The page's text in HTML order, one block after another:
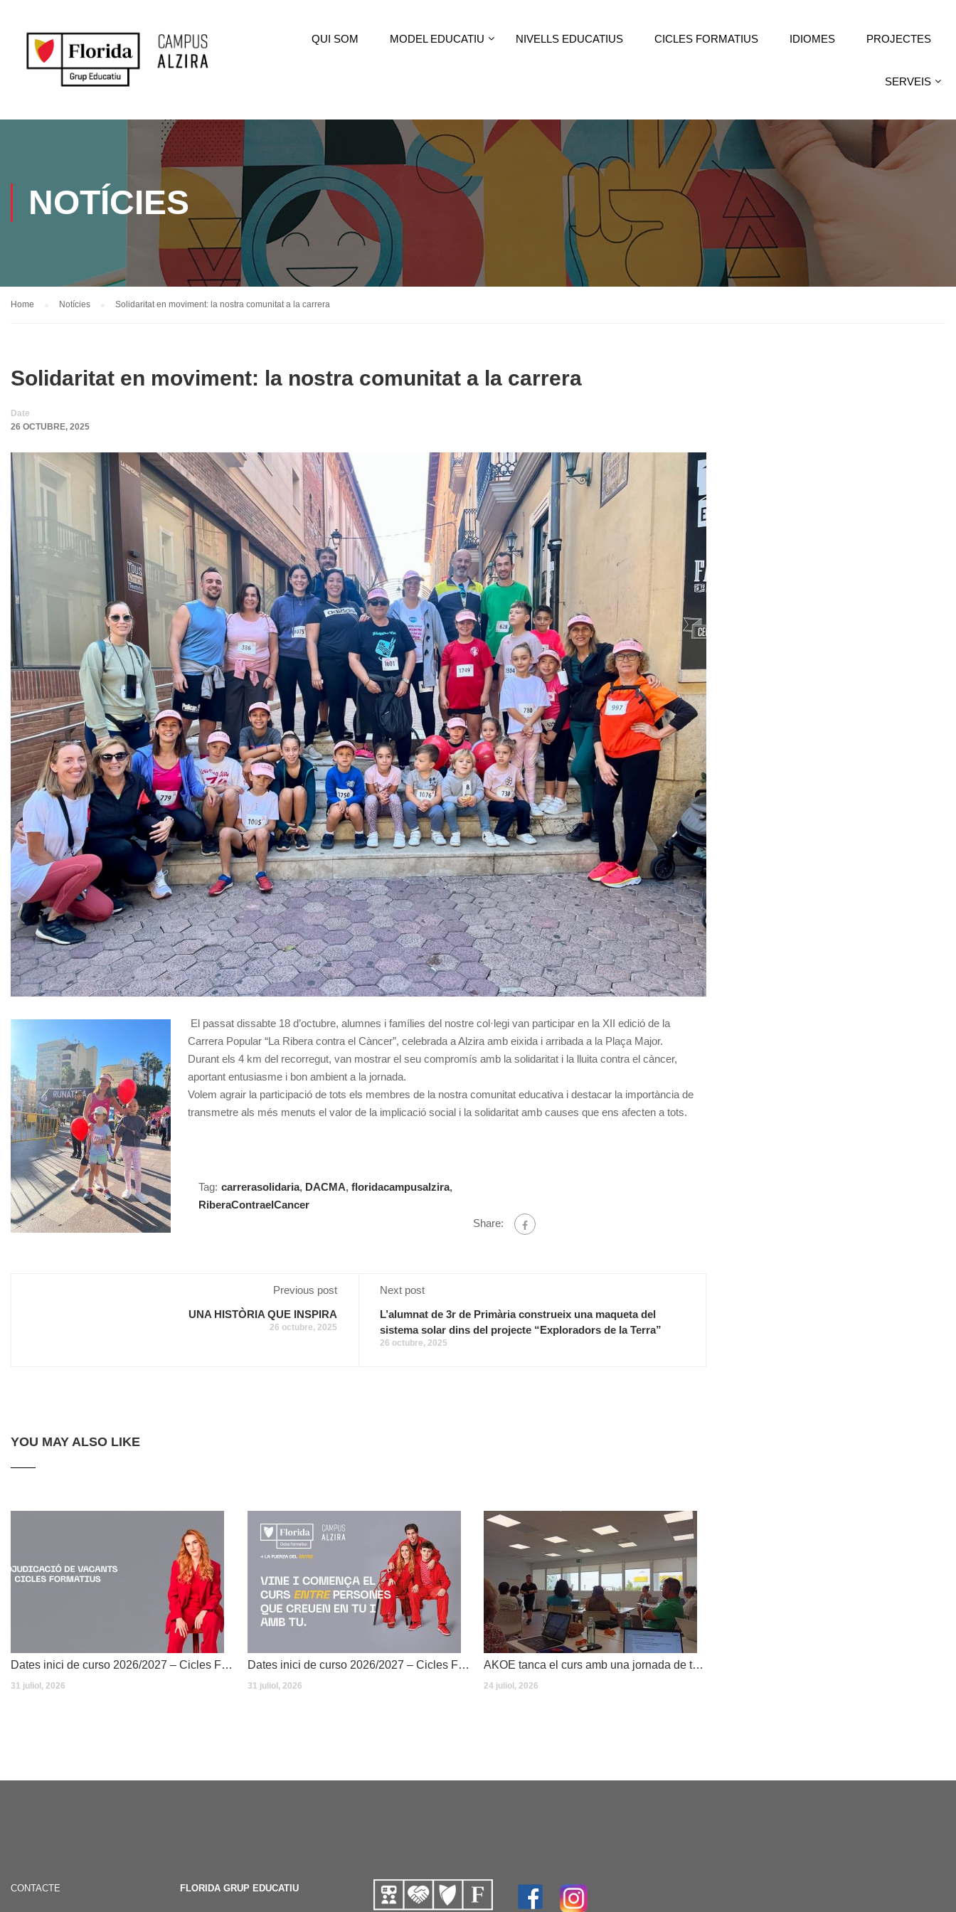
QUI SOM MODEL EDUCATIU NIVELLS EDUCATIUS CICLES FORMATIUS IDIOMES PROJECTES
SERVEIS
NOTÍCIES
Home Notícies Solidaritat en moviment: la nostra comunitat a la carrera
Solidaritat en moviment: la nostra comunitat a la carrera
Date
26 OCTUBRE, 2025
El passat dissabte 18 d’octubre, alumnes i famílies del nostre col·legi van participar en la XII edició de la
Carrera Popular “La Ribera contra el Càncer”, celebrada a Alzira amb eixida i arribada a la Plaça Major.
Durant els 4 km del recorregut, van mostrar el seu compromís amb la solidaritat i la lluita contra el càncer,
aportant entusiasme i bon ambient a la jornada.
Volem agrair la participació de tots els membres de la nostra comunitat educativa i destacar la importància de
transmetre als més menuts el valor de la implicació social i la solidaritat amb causes que ens afecten a tots.
Tag: carrerasolidaria, DACMA, floridacampusalzira,
RiberaContraelCancer
Share:
Previous post
UNA HISTÒRIA QUE INSPIRA
26 octubre, 2025
Next post
L’alumnat de 3r de Primària construeix una maqueta del
sistema solar dins del projecte “Exploradors de la Terra”
26 octubre, 2025
YOU MAY ALSO LIKE
Dates inici de curso 2026/2027 – Cicles Formatius
31 juliol, 2026
Dates inici de curso 2026/2027 – Cicles Formatius
31 juliol, 2026
AKOE tanca el curs amb una jornada de treball compartit i dona la benvinguda a una nova cooperativa
24 juliol, 2026
CONTACTE FLORIDA GRUP EDUCATIU